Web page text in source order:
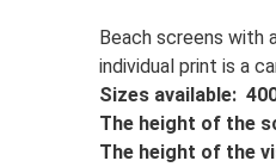
Beach screens with
individual print is a
Sizes available:
The height of the
The height of the